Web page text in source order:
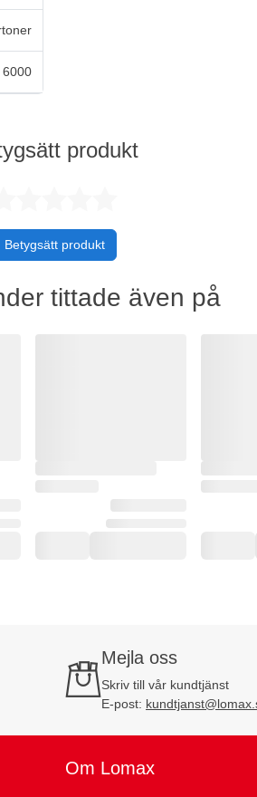
6000
produkt
Betygsätt produkt
tittade även på
Mejla oss
Skriv till vår kundtjänst
E-post:
Om Lomax